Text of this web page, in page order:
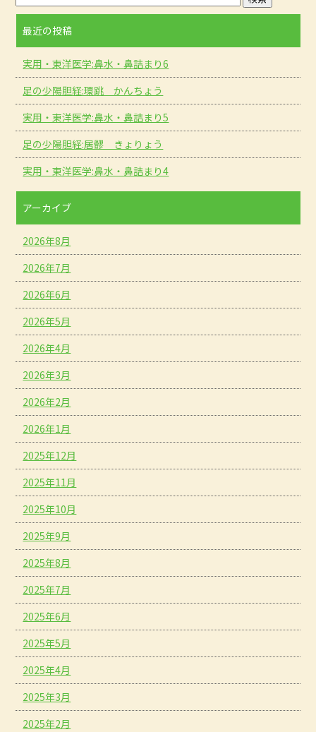
最近の投稿
実用・東洋医学:鼻水・鼻詰まり6
足の少陽胆経:環跳 かんちょう
実用・東洋医学:鼻水・鼻詰まり5
足の少陽胆経:居髎 きょりょう
実用・東洋医学:鼻水・鼻詰まり4
アーカイブ
2026年8月
2026年7月
2026年6月
2026年5月
2026年4月
2026年3月
2026年2月
2026年1月
2025年12月
2025年11月
2025年10月
2025年9月
2025年8月
2025年7月
2025年6月
2025年5月
2025年4月
2025年3月
2025年2月